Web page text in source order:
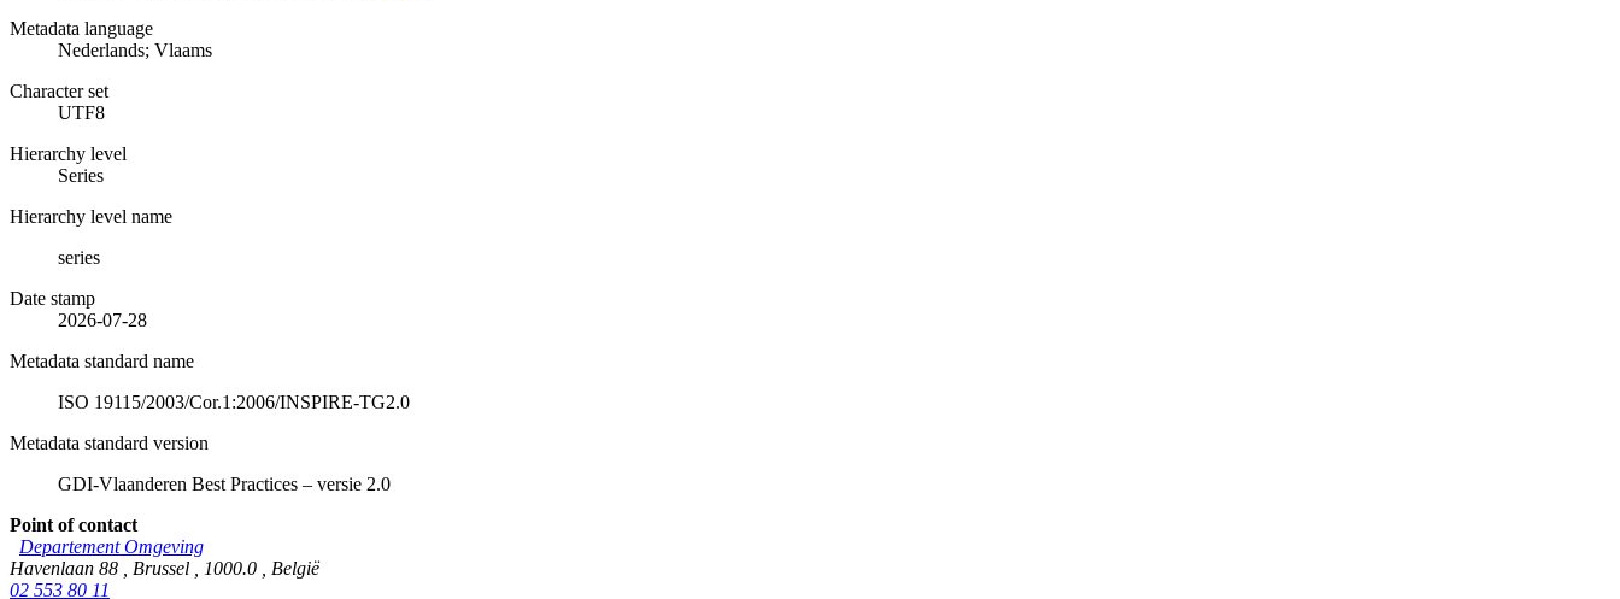
Metadata language
Nederlands; Vlaams
Character set
UTF8
Hierarchy level
Series
Hierarchy level name
series
Date stamp
2026-07-28
Metadata standard name
ISO 19115/2003/Cor.1:2006/INSPIRE-TG2.0
Metadata standard version
GDI-Vlaanderen Best Practices – versie 2.0
Point of contact
Departement Omgeving
Havenlaan 88
Brussel 1000.0
België
02 553 80 11